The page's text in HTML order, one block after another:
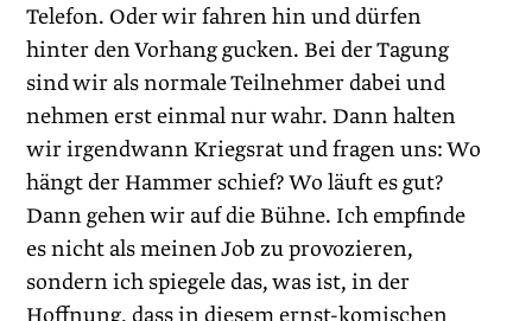
Telefon. Oder wir fahren hin und dürfen
hinter den Vorhang gucken. Bei der Tagung
sind wir als normale Teilnehmer dabei und
nehmen erst einmal nur wahr. Dann halten
wir irgendwann Kriegsrat und fragen uns: Wo
hängt der Hammer schief? Wo läuft es gut?
Dann gehen wir auf die Bühne. Ich empfinde
es nicht als meinen Job zu provozieren,
sondern ich spiegele das, was ist, in der